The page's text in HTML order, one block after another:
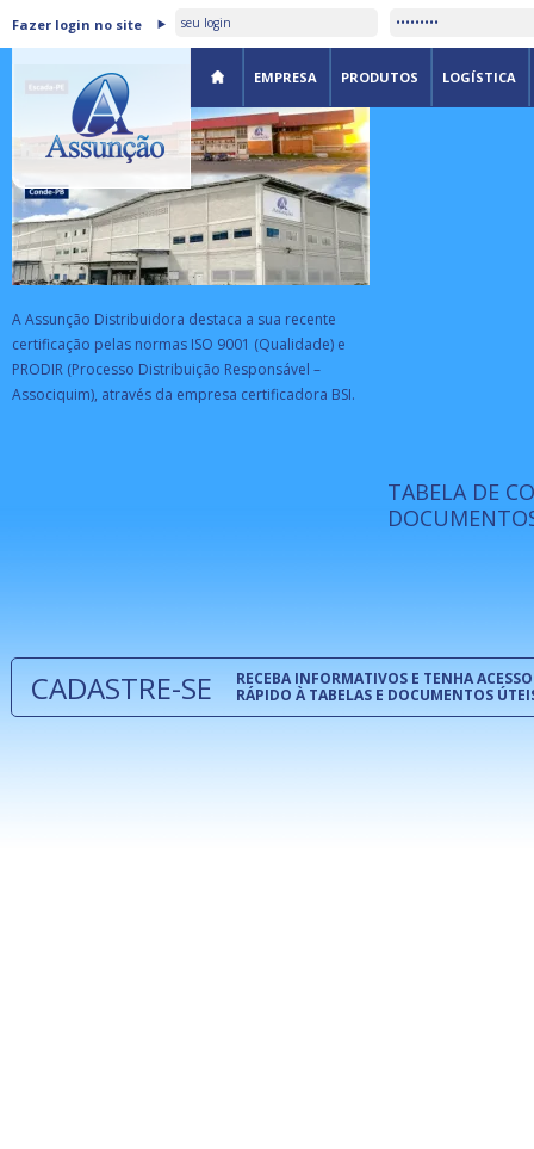
Fazer login no site
EMPRESA PRODUTOS LOGÍSTICA
ASSUNÇÃO DISTRIBUIDORA É
CERTIFICADA PELA BSI
A Assunção Distribuidora destaca a sua recente
certificação pelas normas ISO 9001 (Qualidade) e
PRODIR (Processo Distribuição Responsável –
Associquim), através da empresa certificadora BSI.
ISO 9001:
A
TABELA DE
CADASTRE-SE
RECEBA INFORMATIVOS E TENHA ACESSO
RÁPIDO À TABELAS E DOCUMENTOS